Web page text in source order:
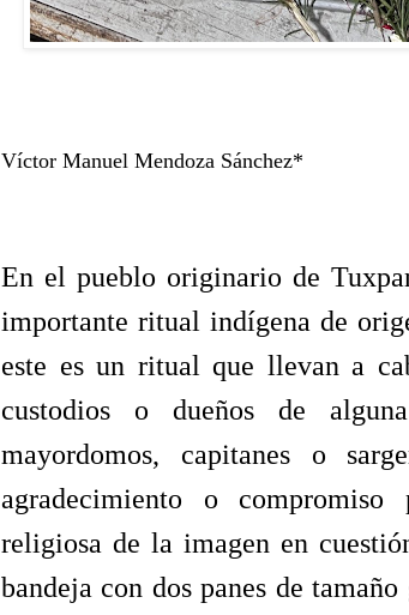
Víctor Manuel Mendoza Sánchez*
En el pueblo originario de
importante ritual indígena de
este es un ritual que llevan a
custodios o dueños de
mayordomos, capitanes o
agradecimiento o
religiosa de la imagen en
bandeja con dos panes de